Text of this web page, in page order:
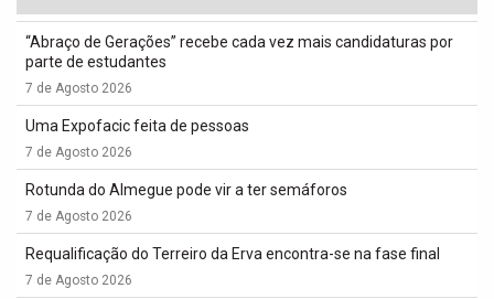
“Abraço de Gerações” recebe cada vez mais candidaturas por
parte de estudantes
7 de Agosto 2026
Uma Expofacic feita de pessoas
7 de Agosto 2026
Rotunda do Almegue pode vir a ter semáforos
7 de Agosto 2026
Requalificação do Terreiro da Erva encontra-se na fase final
7 de Agosto 2026